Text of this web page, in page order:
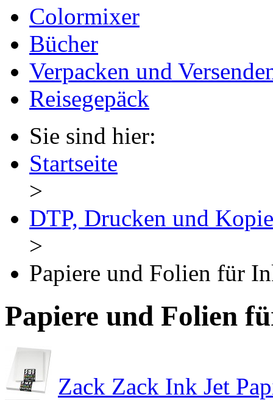
Colormixer
Bücher
Verpacken und
Reisegepäck
Sie sind hier:
Startseite
>
DTP, Drucken und
>
Papiere und Folien für
Papiere und Folien
Zack Zack Ink Jet